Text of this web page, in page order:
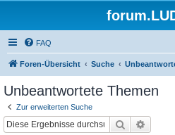
FAQ
Foren-Übersicht Suche
Unbeantwortete Themen
Zur erweiterten Suche
Suche